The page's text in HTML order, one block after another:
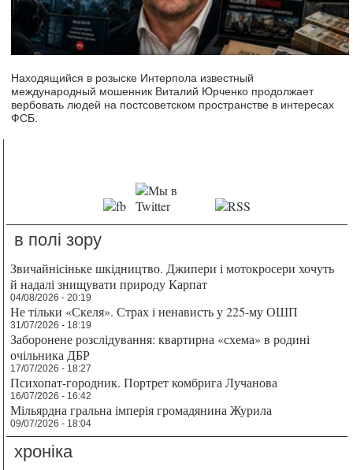
Находящийся в розыске Интерпола известный
международный мошенник Виталий Юрченко продолжает
вербовать людей на постсоветском пространстве в интересах
ФСБ.
в полі зору
Звичайнісіньке шкідництво. Джипери і мотокросери хочуть
й надалі знищувати природу Карпат
04/08/2026 - 20:19
Не тільки «Скеля». Страх і ненависть у 225-му ОШП
31/07/2026 - 18:19
Заборонене розслідування: квартирна «схема» в родині
очільника ДБР
17/07/2026 - 18:27
Психопат-городник. Портрет комбрига Лучанова
16/07/2026 - 16:42
Мільярдна гральна імперія громадянина Журила
09/07/2026 - 18:04
хроніка